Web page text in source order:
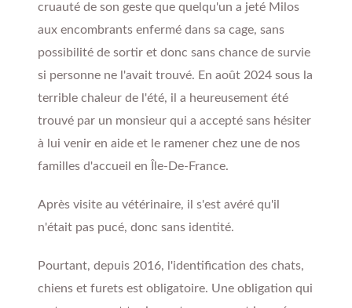
cruauté de son geste que quelqu'un a jeté Milos
aux encombrants enfermé dans sa cage, sans
possibilité de sortir et donc sans chance de survie
si personne ne l'avait trouvé. En août 2024 sous la
terrible chaleur de l'été, il a heureusement été
trouvé par un monsieur qui a accepté sans hésiter
à lui venir en aide et le ramener chez une de nos
familles d'accueil en Île-De-France.
Après visite au vétérinaire, il s'est avéré qu'il
n'était pas pucé, donc sans identité.
Pourtant, depuis 2016, l'identification des chats,
chiens et furets est obligatoire. Une obligation qui